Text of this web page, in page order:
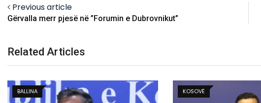
Previous article
Gërvalla merr pjesë në ”Forumin e Dubrovnikut”
Related Articles
BALLINA KOSOVË